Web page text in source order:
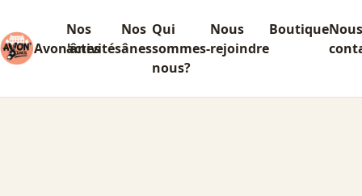
Avon'ânes
Nos
activités
Nos
ânes
Qui
sommes-
nous?
Nous
rejoindre
BoutiqueNous